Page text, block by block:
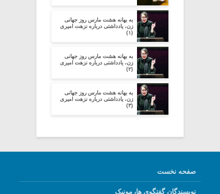
به بهانه هشت مارس روز جهانی
زن، یادداشتی درباره نزهت امیری
(۱)
به بهانه هشت مارس روز جهانی
زن، یادداشتی درباره نزهت امیری
(۲)
به بهانه هشت مارس روز جهانی
زن، یادداشتی درباره نزهت امیری
(۳)
صفحه نخست
نویسندگان گفتگوی هارمونیک